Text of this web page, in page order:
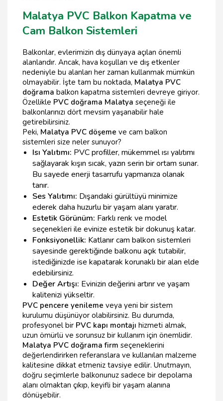
Malatya PVC Balkon Kapatma ve
Cam Balkon Sistemleri
Balkonlar, evlerimizin dış dünyaya açılan önemli
alanlarıdır. Ancak, hava koşulları ve dış etkenler
nedeniyle bu alanları her zaman kullanmak mümkün
olmayabilir. İşte tam bu noktada, Malatya PVC
doğrama balkon kapatma sistemleri devreye giriyor.
Özellikle PVC doğrama Malatya seçeneği ile
balkonlarınızı dört mevsim yaşanabilir hale
getirebilirsiniz.
Peki, Malatya PVC döşeme ve cam balkon
sistemleri size neler sunuyor?
Isı Yalıtımı: PVC profiller, mükemmel ısı yalıtımı
sağlayarak kışın sıcak, yazın serin bir ortam sunar.
Bu sayede enerji tasarrufu yapmanıza olanak
tanır.
Ses Yalıtımı: Dışarıdaki gürültüyü minimize
ederek daha huzurlu bir yaşam alanı yaratır.
Estetik Görünüm: Farklı renk ve model
seçenekleri ile evinize estetik bir dokunuş katar.
Fonksiyonellik: Katlanır cam balkon sistemleri
sayesinde gerektiğinde balkonu açık tutabilir,
istediğinizde ise kapatarak korunaklı bir alan elde
edebilirsiniz.
Değer Artışı: Evinizin değerini artırır ve yaşam
kalitenizi yükseltir.
PVC pencere yenileme veya yeni bir sistem
kurulumu düşünüyor olabilirsiniz. Bu durumda,
profesyonel bir PVC kapı montajı hizmeti almak,
uzun ömürlü ve sorunsuz bir kullanım için önemlidir.
Malatya PVC doğrama firm seçeneklerini
değerlendirirken referanslara ve kullanılan malzeme
kalitesine dikkat etmeniz tavsiye edilir. Unutmayın,
doğru seçimlerle balkonunuz sadece bir depolama
alanı olmaktan çıkıp, keyifli bir yaşam alanına
dönüşebilir.